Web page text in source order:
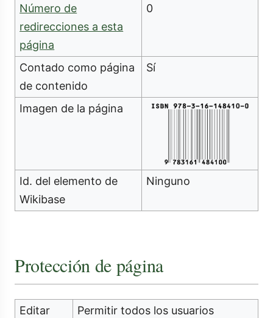
Número de
redirecciones a esta
página
0
Contado como página
de contenido
Sí
Imagen de la página
Id. del elemento de
Wikibase
Ninguno
Protección de página
Editar
Permitir todos los usuarios